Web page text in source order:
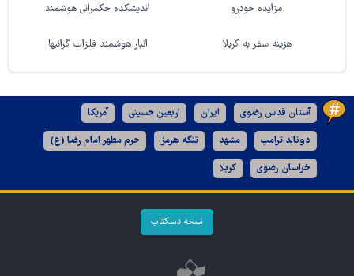
مزایده خودرو اندیشکده حکمرانی هوشمند
هزینه سفر به کربلا انبار هوشمند فلزات گرانبها
آستان قدس رضوی ایران اربعین حسینی آمریکا
دونالد ترامپ مشهد تنگه هرمز حرم مطهر امام رضا (ع)
خراسان رضوی کربلا
نسخه دسکتاپ